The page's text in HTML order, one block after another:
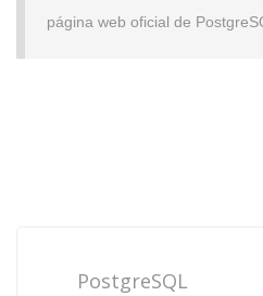
página web oficial de
navigation
PostgreSQL